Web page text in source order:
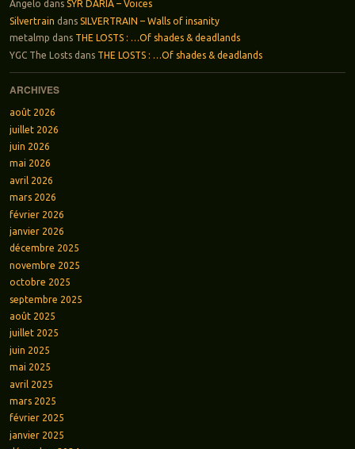
Angelo dans SYR DARIA – Voices
Silvertrain dans SILVERTRAIN – Walls of insanity
metalmp dans THE LOSTS : …Of shades & deadlands
YGC The Lostsdans THE LOSTS : …Of shades & deadlands
ARCHIVES
août 2026
juillet 2026
juin 2026
mai 2026
avril 2026
mars 2026
février 2026
janvier 2026
décembre 2025
novembre 2025
octobre 2025
septembre 2025
août 2025
juillet 2025
juin 2025
mai 2025
avril 2025
mars 2025
février 2025
janvier 2025